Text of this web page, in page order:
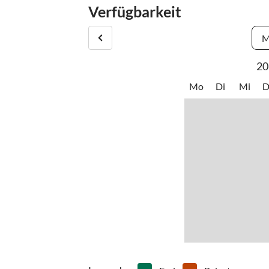
auch Banken, Postämter, Tankstellen, Arztpraxen
Google Maps Koordintes: 39.134094 - 9.537307
Verfügbarkeit
Mo Di Mi